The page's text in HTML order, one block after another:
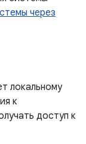
через
локальному
к
доступ к